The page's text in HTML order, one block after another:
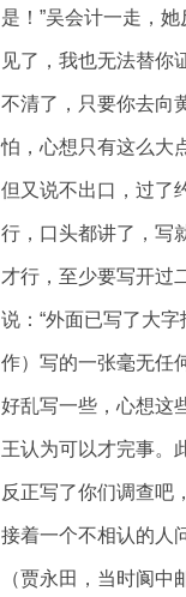
是！”吴会计一走，
见了，我也无法替你
不清了，只要你去向
怕，心想只有这么大
但又说不出口，过了
行，口头都讲了，写
才行，至少要写开过
说：“外面已写了大
作）写的一张毫无任
好乱写一些，心想这
王认为可以才完事。
反正写了你们调查吧
接着一个不相认的人
（贾永田，当时阆